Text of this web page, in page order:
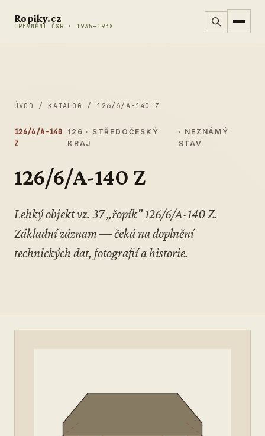
Ropiky.cz
OPEVNĚNÍ ČSR · 1935–1938
ÚVOD / KATALOG / 126/6/A-140 Z
126/6/A-140
Z
126 · STŘEDOČESKÝ
KRAJ
· NEZNÁMÝ
STAV
126/6/A-140 Z
Lehký objekt vz. 37 „řopík" 126/6/A-140 Z.
Základní záznam — čeká na doplnění
technických dat, fotografií a historie.